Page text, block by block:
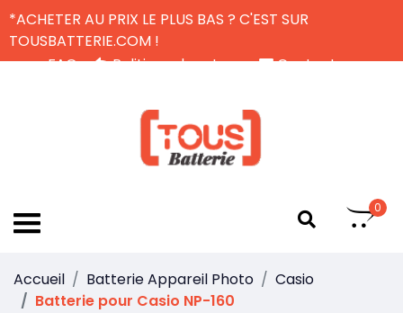
*ACHETER AU PRIX LE PLUS BAS ? C'EST SUR
TOUSBATTERIE.COM !
FAQ
Politique de retour
Contactez-nous
0
Accueil Batterie Appareil Photo
Casio
Batterie pour Casio NP-160